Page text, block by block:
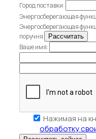
Город поставки:
Энергосберегающая
Энергосберегающая
поручня
Ваше имя:
Нажимая на
обработку